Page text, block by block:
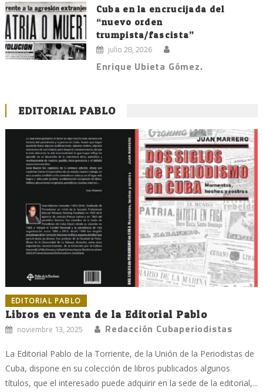
Cuba en la encrucijada del
“nuevo orden
trumpista/fascista”
julio 28, 2026
Enrique Ubieta Gómez.
EDITORIAL PABLO
EDITORIAL PABLO
Libros en venta de la Editorial Pablo
noviembre 13, 2025 Redacción Cubaperiodistas
La Editorial Pablo de la Torriente, de la Unión de la Periodistas de
Cuba, dispone en su colección de libros publicados algunos
títulos, que el interesado puede adquirir en la sede de la editorial,...